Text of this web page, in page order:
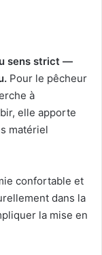
sens strict —
Pour le pêcheur
à
elle apporte
matériel
confortable et
dans la
la mise en